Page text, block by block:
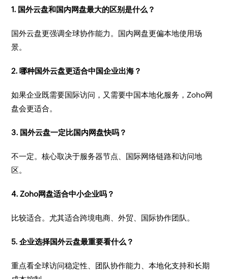
1. 国外云盘和国内网盘最大的区别是什么？
国外云盘更强调全球协作能力。国内网盘更偏本地使用场
景。
2. 哪种国外云盘更适合中国企业出海？
如果企业既需要国际访问，又需要中国本地化服务，Zoho网
盘会更适合。
3. 国外云盘一定比国内网盘快吗？
不一定。核心取决于服务器节点、国际网络链路和访问地
区。
4. Zoho网盘适合中小企业吗？
比较适合。尤其适合跨境电商、外贸、国际协作团队。
5. 企业选择国外云盘最重要看什么？
重点看全球访问稳定性、团队协作能力、本地化支持和长期